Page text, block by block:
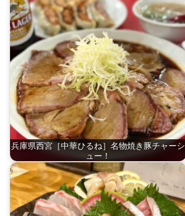
兵庫県西宮［中華ひるね］名物焼き豚チャーシ
ュー！